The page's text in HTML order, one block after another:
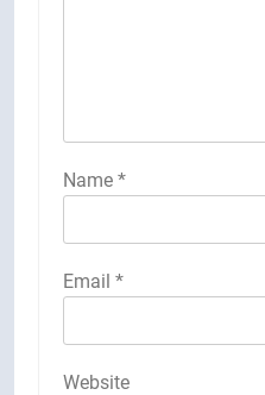
Name *
Email *
Website